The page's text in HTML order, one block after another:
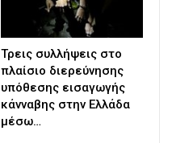
Τρεις συλλήψεις στο
πλαίσιο διερεύνησης
υπόθεσης εισαγωγής
κάνναβης στην Ελλάδα
μέσω…